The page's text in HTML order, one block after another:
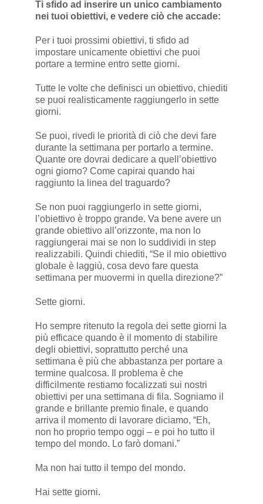
Ti sfido ad inserire un unico cambiamento
nei tuoi obiettivi, e vedere ciò che accade:
Per i tuoi prossimi obiettivi, ti sfido ad
impostare unicamente obiettivi che puoi
portare a termine entro sette giorni.
Tutte le volte che definisci un obiettivo, chiediti
se puoi realisticamente raggiungerlo in sette
giorni.
Se puoi, rivedi le priorità di ciò che devi fare
durante la settimana per portarlo a termine.
Quante ore dovrai dedicare a quell’obiettivo
ogni giorno? Come capirai quando hai
raggiunto la linea del traguardo?
Se non puoi raggiungerlo in sette giorni,
l’obiettivo è troppo grande. Va bene avere un
grande obiettivo all’orizzonte, ma non lo
raggiungerai mai se non lo suddividi in step
realizzabili. Quindi chiediti, “Se il mio obiettivo
globale è laggiù, cosa devo fare questa
settimana per muovermi in quella direzione?”
Sette giorni.
Ho sempre ritenuto la regola dei sette giorni la
più efficace quando è il momento di stabilire
degli obiettivi, soprattutto perché una
settimana è più che abbastanza per portare a
termine qualcosa. Il problema è che
difficilmente restiamo focalizzati sui nostri
obiettivi per una settimana di fila. Sogniamo il
grande e brillante premio finale, e quando
arriva il momento di lavorare diciamo, “Eh,
non ho proprio tempo oggi – e poi ho tutto il
tempo del mondo. Lo farò domani.”
Ma non hai tutto il tempo del mondo.
Hai sette giorni.